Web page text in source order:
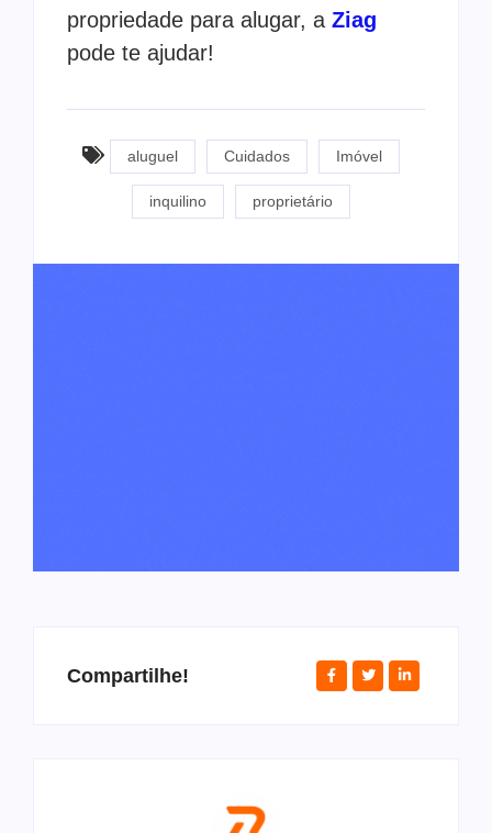
propriedade para alugar, a Ziag
pode te ajudar!
aluguel Cuidados Imóvel
inquilino proprietário
Compartilhe!